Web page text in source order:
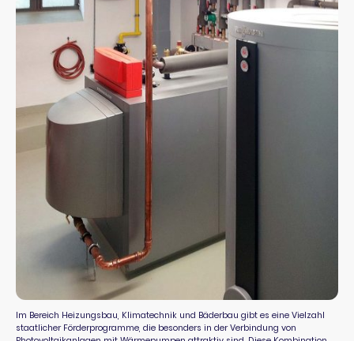
Im Bereich Heizungsbau, Klimatechnik und Bäderbau gibt es eine Vielzahl
staatlicher Förderprogramme, die besonders in der Verbindung von